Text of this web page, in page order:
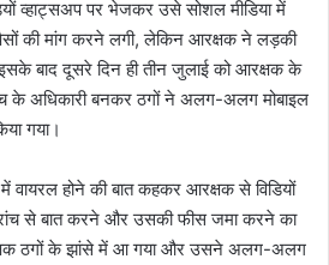
व्हाट्सअप पर भेजकर उसे सोशल मीडिया में
की मांग करने लगी, लेकिन आरक्षक ने लड़की
बाद दूसरे दिन ही तीन जुलाई को आरक्षक के
के अधिकारी बनकर ठगों ने अलग-अलग मोबाइल
गया।
में वायरल होने की बात कहकर आरक्षक से विडियों
से बात करने और उसकी फीस जमा करने का
ठगों के झांसे में आ गया और उसने अलग-अलग